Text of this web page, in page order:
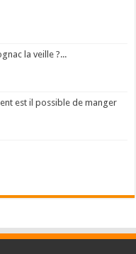
la veille ?...
est il possible de manger